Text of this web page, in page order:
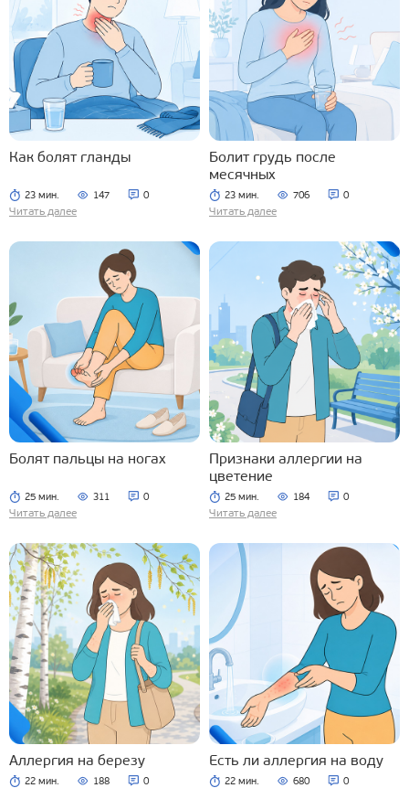
Как болят гланды
23 мин. 147 0
Читать далее
Болит грудь после
месячных
23 мин. 706 0
Читать далее
Болят пальцы на ногах
25 мин. 311 0
Читать далее
Признаки аллергии на
цветение
25 мин. 184 0
Читать далее
Аллергия на березу
22 мин. 188 0
Есть ли аллергия на воду
22 мин. 680 0